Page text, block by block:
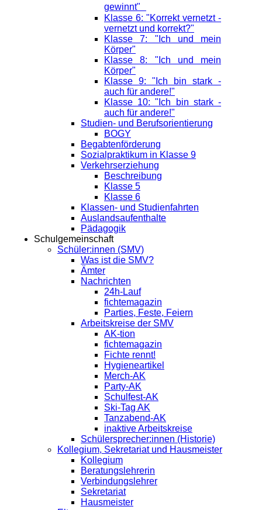
gewinnt"
Klasse 6: "Korrekt vernetzt -
vernetzt und korrekt?"
Klasse 7: "Ich und mein
Körper"
Klasse 8: "Ich und mein
Körper"
Klasse 9: "Ich bin stark -
auch für andere!"
Klasse 10: "Ich bin stark -
auch für andere!"
Studien- und Berufsorientierung
BOGY
Begabtenförderung
Sozialpraktikum in Klasse 9
Verkehrserziehung
Beschreibung
Klasse 5
Klasse 6
Klassen- und Studienfahrten
Auslandsaufenthalte
Pädagogik
Schulgemeinschaft
Schüler:innen (SMV)
Was ist die SMV?
Ämter
Nachrichten
24h-Lauf
fichtemagazin
Parties, Feste, Feiern
Arbeitskreise der SMV
AK-tion
fichtemagazin
Fichte rennt!
Hygieneartikel
Merch-AK
Party-AK
Schulfest-AK
Ski-Tag AK
Tanzabend-AK
inaktive Arbeitskreise
Schülersprecher:innen (Historie)
Kollegium, Sekretariat und Hausmeister
Kollegium
Beratungslehrerin
Verbindungslehrer
Sekretariat
Hausmeister